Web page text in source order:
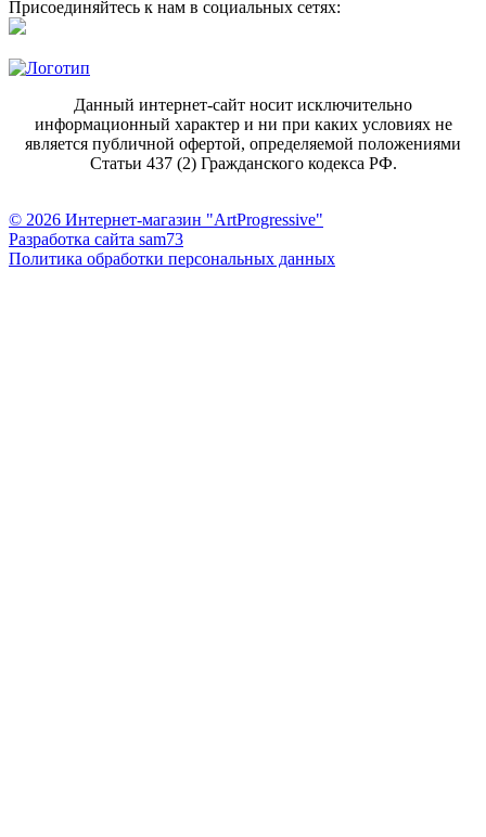
Присоединяйтесь к нам в социальных сетях:
Данный интернет-сайт носит исключительно
информационный характер и ни при каких условиях не
является публичной офертой, определяемой положениями
Статьи 437 (2) Гражданского кодекса РФ.
© 2026 Интернет-магазин "ArtProgressive"
Разработка сайта sam73
Политика обработки персональных данных